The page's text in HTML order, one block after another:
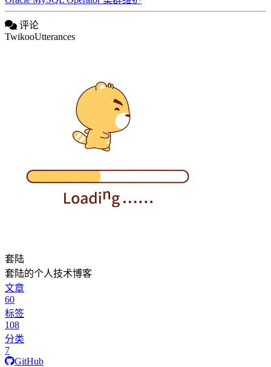
评论
TwikooUtterances
套陆
套陆的个人技术博客
文章
60
标签
108
分类
7
GitHub